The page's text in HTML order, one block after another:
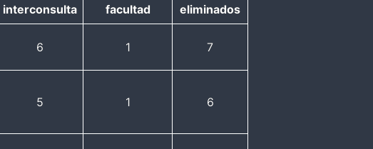
interconsulta
facultad
eliminados
6 1 7
5 1 6